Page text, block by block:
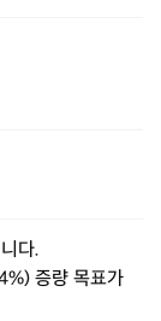
다.
증량 목표가